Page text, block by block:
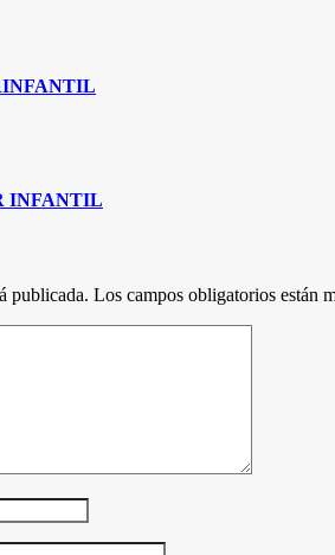
INFANTIL
publicada. Los campos obligatorios están